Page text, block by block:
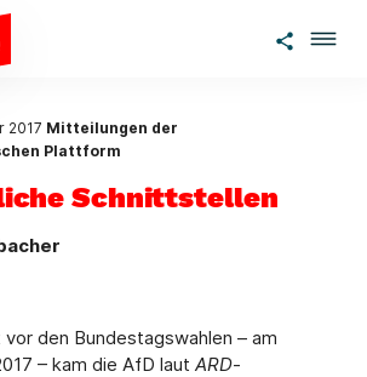
2017 Mitteilungen der
Plattform
Schnittstellen
vor den Bundestagswahlen – am
– kam die AfD laut ARD-